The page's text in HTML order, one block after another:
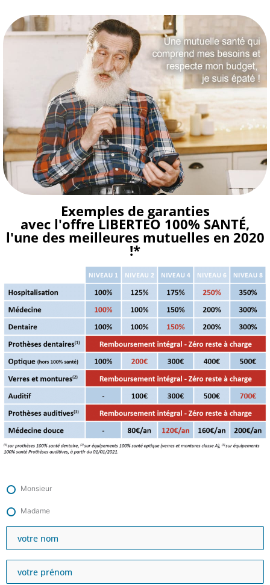
contenu
Exemples de garanties
avec l'offre LIBERTEO 100% SANTÉ,
l'une des meilleures mutuelles en 2020
!*
Monsieur
Madame